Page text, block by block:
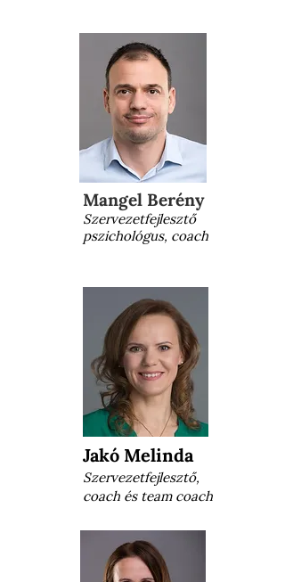
Mangel Berény
Szervezetfejlesztő
pszichológus, coach
Jakó Melinda
Szervezetfejlesztő,
coach és team coach